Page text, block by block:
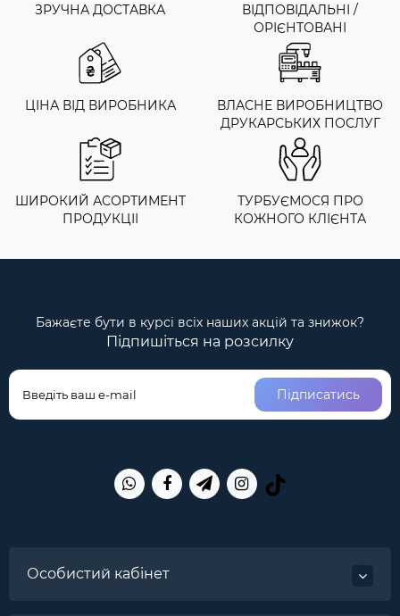
ЗРУЧНА ДОСТАВКА
ВІДПОВІДАЛЬНІ /
ОРІЄНТОВАНІ
ЦІНА ВІД ВИРОБНИКА
ВЛАСНЕ ВИРОБНИЦТВО
ДРУКАРСЬКИХ ПОСЛУГ
ШИРОКИЙ АСОРТИМЕНТ
ПРОДУКЦІІ
ТУРБУЄМОСЯ ПРО
КОЖНОГО КЛІЄНТА
Бажаєте бути в курсі всіх наших акцій та знижок?
Підпишіться на розсилку
Підписатись
Особистий кабінет